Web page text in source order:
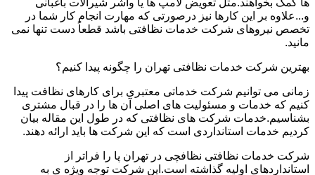
ها کمک بخواهند.مثل تعویض لامپ ها یا واشر شیرآلات باغبانی
و...علاوه بر این کارها نیز درصورتی که مهارت انجام کار شما در
تخصص نیروهای شرکت خدمات نظافتی باشد قطعاً دست تنها نمی
مانید.
بهترین شرکت خدمات نظافتی تهران را چگونه پیدا کنیم؟
زمانی می توانیم شرکت خدماتی معتبری برای کارهای نظافت پیدا
کنیم که خدمات و مسئولیت های اصلی آن ها را در قبال مشتری
بشناسیم.خدمات شرکت های نظافتی که در طول این مقاله بیان
کردیم خدمات استانداردی است که این شرکت ها باید ارائه دهند.
شرکت خدمات نظافتی نظافچی در تهران پا را فراتر از
استانداردهای اولیه گذاشته است.این شرکت توجه ویژه ی به